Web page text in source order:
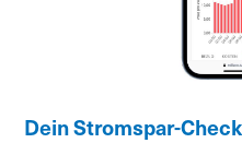
Dein Stromspar-Check